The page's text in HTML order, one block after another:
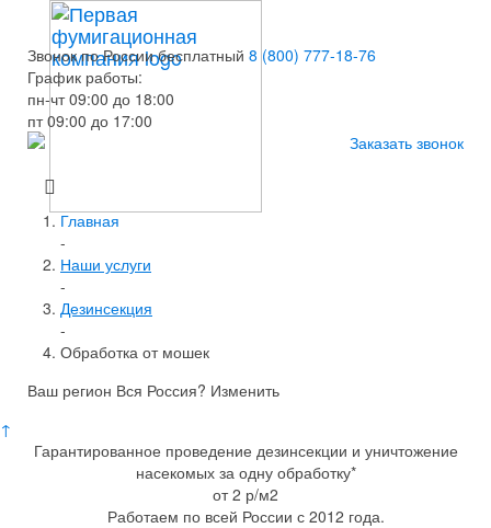
Звонок по России бесплатный 8 (800) 777-18-76
График работы:
пн-чт 09:00 до 18:00
пт 09:00 до 17:00
Заказать звонок
Главная
-
Наши услуги
-
Дезинсекция
-
Обработка от мошек
Ваш регион Вся Россия? Изменить
↑
Гарантированное проведение дезинсекции и уничтожение
насекомых за одну обработку*
от 2 р/м2
Работаем по всей России с 2012 года.